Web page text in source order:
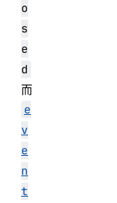
o
s
e
d
而
e
v
e
n
t